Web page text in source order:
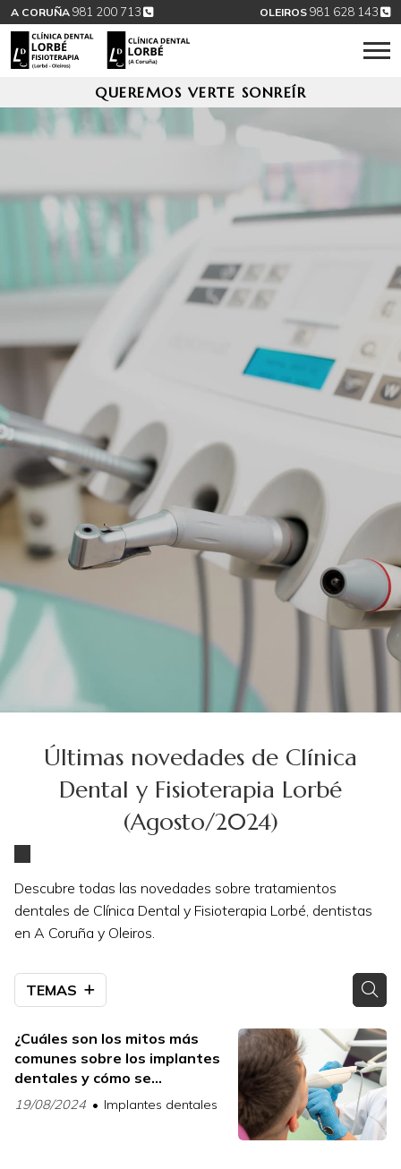
A CORUÑA 981 200 713 OLEIROS 981 628 143
Últimas novedades de Clínica
Dental y Fisioterapia Lorbé
(Agosto/2024)
Descubre todas las novedades sobre tratamientos
dentales de Clínica Dental y Fisioterapia Lorbé, dentistas
en A Coruña y Oleiros.
TEMAS
¿Cuáles son los mitos más
comunes sobre los implantes
dentales y cómo se
comparan con la realidad?
19/08/2024 Implantes dentales